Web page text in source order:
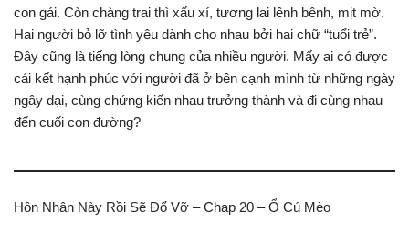
con gái. Còn chàng trai thì xấu xí, tương lai lênh bênh, mịt mờ.
Hai người bỏ lỡ tình yêu dành cho nhau bởi hai chữ “tuổi trẻ”.
Đây cũng là tiếng lòng chung của nhiều người. Mấy ai có được
cái kết hạnh phúc với người đã ở bên cạnh mình từ những ngày
ngây dại, cùng chứng kiến nhau trưởng thành và đi cùng nhau
đến cuối con đường?
Hôn Nhân Này Rồi Sẽ Đổ Vỡ – Chap 20 – Ổ Cú Mèo